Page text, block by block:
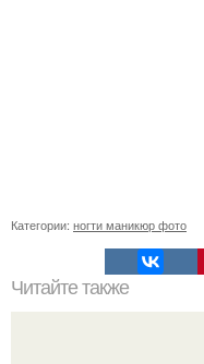
Категории: ногти маникюр фото
Читайте также